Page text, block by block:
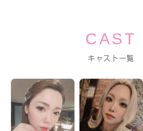
CAST
キャスト一覧